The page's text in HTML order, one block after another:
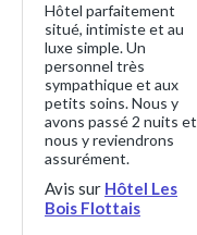
Hôtel parfaitement
situé, intimiste et au
luxe simple. Un
personnel très
sympathique et aux
petits soins. Nous y
avons passé 2 nuits et
nous y reviendrons
assurément.
Avis sur Hôtel Les
Bois Flottais